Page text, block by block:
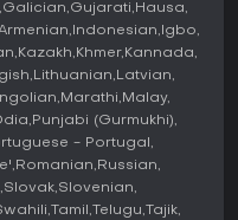
única de
offline. Os
acessibilidade sem
e designs
de efeitos sonoros
É family-friendly, com
e sessões rápidas.
Galician Gujarati Hausa
Indonesian
Igbo
Kazakh Khmer Kannada
Lithuanian Latvian
Marathi Malay
Punjabi (Gurmukhi)
- Portugal
Romanian Russian
Slovak Slovenian
Tamil Telugu
Tajik